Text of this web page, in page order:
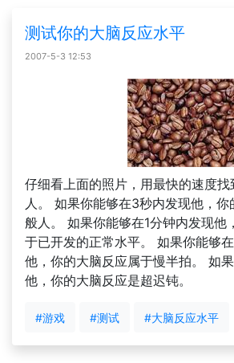
测试你的大脑反应水平
2007-5-3 12:53
仔细看上面的照片，用最快的速度
人。 如果你能够在3秒内发现他，你
般人。 如果你能够在1分钟内发现他
于已开发的正常水平。 如果你能够
他，你的大脑反应属于慢半拍。 如
他，你的大脑反应是超迟钝。
#游戏 #测试 #大脑反应水平